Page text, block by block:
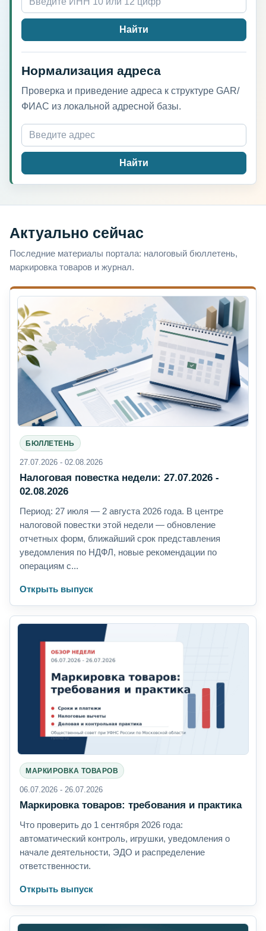
Найти
Нормализация адреса
Проверка и приведение адреса к структуре GAR/
ФИАС из локальной адресной базы.
Найти
Актуально сейчас
Последние материалы портала: налоговый бюллетень,
маркировка товаров и журнал.
БЮЛЛЕТЕНЬ
27.07.2026 - 02.08.2026
Налоговая повестка недели: 27.07.2026 -
02.08.2026
Период: 27 июля — 2 августа 2026 года. В центре
налоговой повестки этой недели — обновление
отчетных форм, ближайший срок представления
уведомления по НДФЛ, новые рекомендации по
операциям с...
Открыть выпуск
МАРКИРОВКА ТОВАРОВ
06.07.2026 - 26.07.2026
Маркировка товаров: требования и практика
Что проверить до 1 сентября 2026 года:
автоматический контроль, игрушки, уведомления о
начале деятельности, ЭДО и распределение
ответственности.
Открыть выпуск